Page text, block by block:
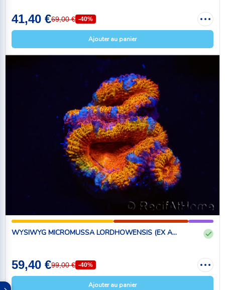
41,40 €69,00 € -40%
Ajouter au panier
WYSIWYG MICROMUSSA LORDHOWENSIS (EX A...
59,40 €99,00 € -40%
Ajouter au panier